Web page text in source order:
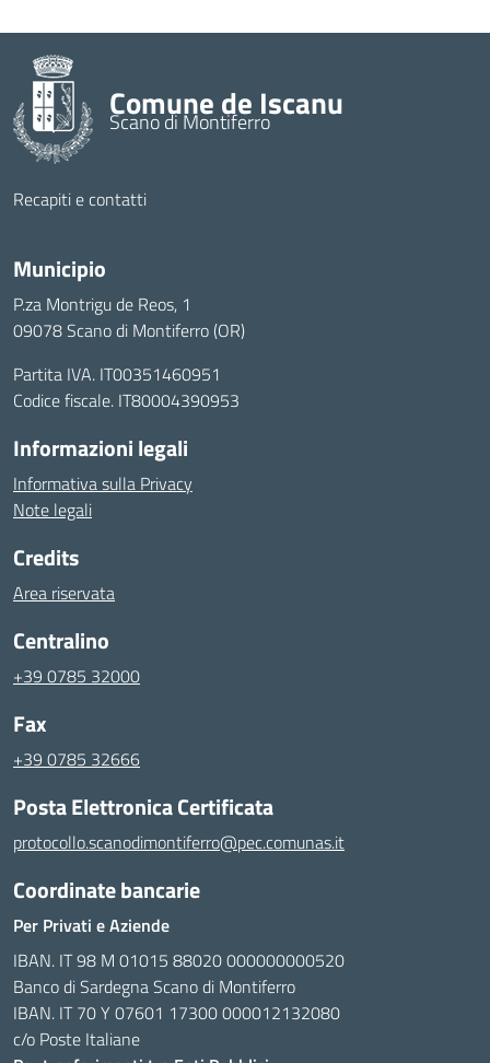
Comune de Iscanu
Scano di Montiferro
Recapiti e contatti
Municipio
P.za Montrigu de Reos, 1
09078 Scano di Montiferro (OR)
Partita IVA. IT00351460951
Codice fiscale. IT80004390953
Informazioni legali
Informativa sulla Privacy
Note legali
Credits
Area riservata
Centralino
+39 0785 32000
Fax
+39 0785 32666
Posta Elettronica Certificata
protocollo.scanodimontiferro@pec.comunas.it
Coordinate bancarie
Per Privati e Aziende
IBAN. IT 98 M 01015 88020 000000000520
Banco di Sardegna Scano di Montiferro
IBAN. IT 70 Y 07601 17300 000012132080
c/o Poste Italiane